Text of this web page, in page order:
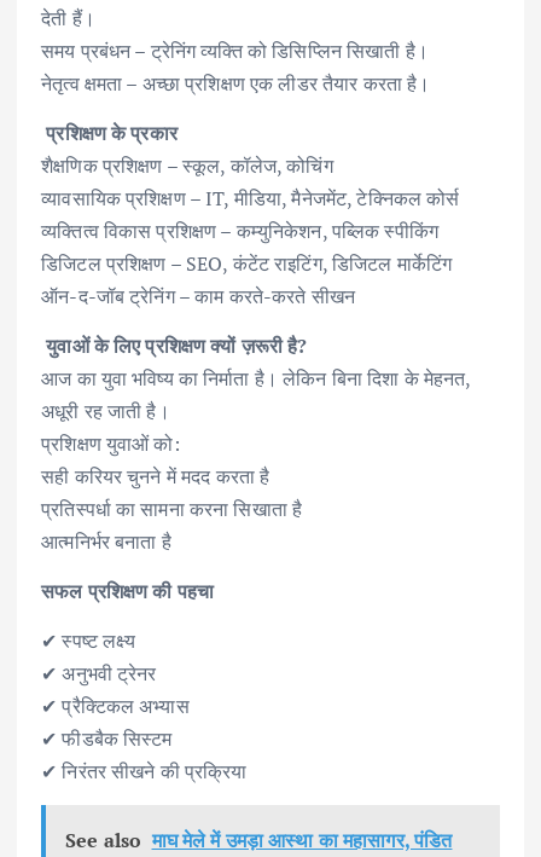
देती हैं।
समय प्रबंधन – ट्रेनिंग व्यक्ति को डिसिप्लिन सिखाती है।
नेतृत्व क्षमता – अच्छा प्रशिक्षण एक लीडर तैयार करता है।
प्रशिक्षण के प्रकार
शैक्षणिक प्रशिक्षण – स्कूल, कॉलेज, कोचिंग
व्यावसायिक प्रशिक्षण – IT, मीडिया, मैनेजमेंट, टेक्निकल कोर्स
व्यक्तित्व विकास प्रशिक्षण – कम्युनिकेशन, पब्लिक स्पीकिंग
डिजिटल प्रशिक्षण – SEO, कंटेंट राइटिंग, डिजिटल मार्केटिंग
ऑन-द-जॉब ट्रेनिंग – काम करते-करते सीखन
युवाओं के लिए प्रशिक्षण क्यों ज़रूरी है?
आज का युवा भविष्य का निर्माता है। लेकिन बिना दिशा के मेहनत,
अधूरी रह जाती है।
प्रशिक्षण युवाओं को:
सही करियर चुनने में मदद करता है
प्रतिस्पर्धा का सामना करना सिखाता है
आत्मनिर्भर बनाता है
सफल प्रशिक्षण की पहचा
✔ स्पष्ट लक्ष्य
✔ अनुभवी ट्रेनर
✔ प्रैक्टिकल अभ्यास
✔ फीडबैक सिस्टम
✔ निरंतर सीखने की प्रक्रिया
See also माघ मेले में उमड़ा आस्था का महासागर, पंडित